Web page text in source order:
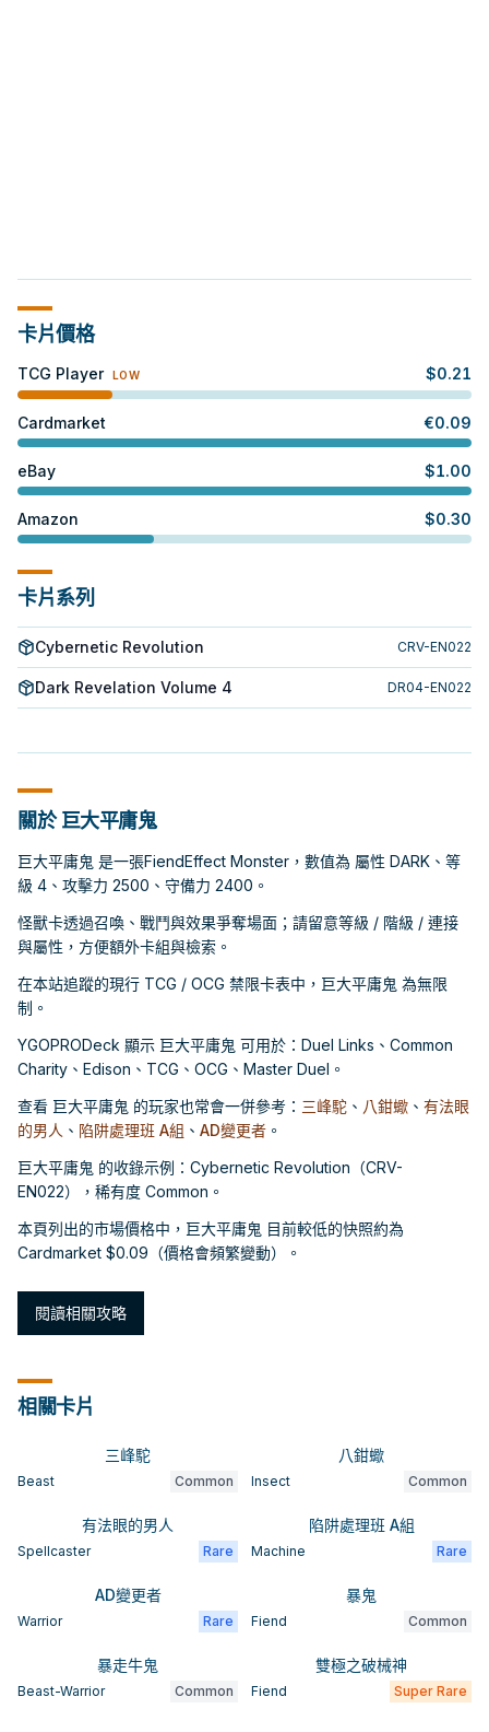
卡片價格
TCG Player LOW $0.21
Cardmarket €0.09
eBay $1.00
Amazon $0.30
卡片系列
Cybernetic Revolution CRV-EN022
Dark Revelation Volume 4 DR04-EN022
關於 巨大平庸鬼
巨大平庸鬼 是一張FiendEffect Monster，數值為 屬性 DARK、等
級 4、攻擊力 2500、守備力 2400。
怪獸卡透過召喚、戰鬥與效果爭奪場面；請留意等級 / 階級 / 連接
與屬性，方便額外卡組與檢索。
在本站追蹤的現行 TCG / OCG 禁限卡表中，巨大平庸鬼 為無限
制。
YGOPRODeck 顯示 巨大平庸鬼 可用於：Duel Links、Common
Charity、Edison、TCG、OCG、Master Duel。
查看 巨大平庸鬼 的玩家也常會一併參考： 三峰駝 、 八鉗蠍 、 有法眼
的男人 、 陷阱處理班 A組 、 AD變更者 。
巨大平庸鬼 的收錄示例：Cybernetic Revolution（CRV-
EN022），稀有度 Common。
本頁列出的市場價格中，巨大平庸鬼 目前較低的快照約為
Cardmarket $0.09（價格會頻繁變動）。
閱讀相關攻略
相關卡片
三峰駝
Beast Common
八鉗蠍
Insect Common
有法眼的男人
Spellcaster Rare
陷阱處理班 A組
Machine Rare
AD變更者
Warrior Rare
暴鬼
Fiend Common
暴走牛鬼
Beast-Warrior Common
雙極之破械神
Fiend Super Rare